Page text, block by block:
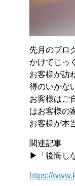
先月のブロ
かけてじっ
お客様が訪
得のいかな
お客様はご
はお客様の
お客様が本
関連記事
▶「後悔し
https://